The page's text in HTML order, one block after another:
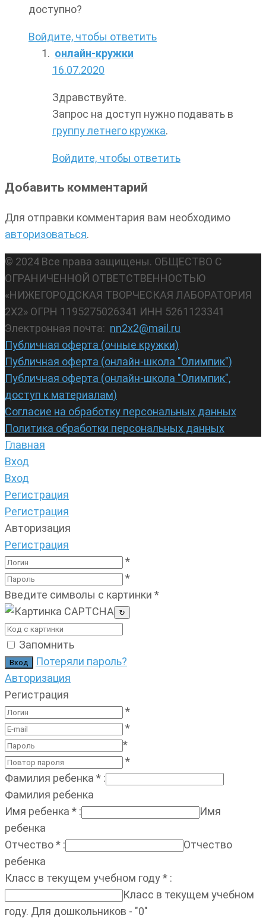
доступно?
Войдите, чтобы ответить
онлайн-кружки
16.07.2020
Здравствуйте.
Запрос на доступ нужно подавать в
группу летнего кружка.
Войдите, чтобы ответить
Добавить комментарий
Для отправки комментария вам необходимо
авторизоваться.
© 2024 Все права защищены. ОБЩЕСТВО С
ОГРАНИЧЕННОЙ ОТВЕТСТВЕННОСТЬЮ
«НИЖЕГОРОДСКАЯ ТВОРЧЕСКАЯ ЛАБОРАТОРИЯ
2Х2» ОГРН 1195275026341 ИНН 5261123341
Электронная почта: nn2x2@mail.ru
Публичная оферта (очные кружки)
Публичная оферта (онлайн-школа "Олимпик")
Публичная оферта (онлайн-школа "Олимпик",
доступ к материалам)
Согласие на обработку персональных данных
Политика обработки персональных данных
Главная
Вход
Вход
Регистрация
Регистрация
Авторизация
Регистрация
*
*
Введите символы с картинки *
↻
Запомнить
Потеряли пароль?
Авторизация
Регистрация
*
*
*
*
Фамилия ребенка * :
Фамилия ребенка
Имя ребенка * :
Имя
ребенка
Отчество* :
Отчество
ребенка
Класс в текущем учебном году* :
Класс в текущем учебном
году. Для дошкольников - "0"